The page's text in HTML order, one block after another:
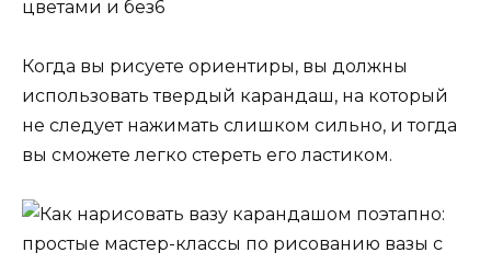
Когда вы рисуете ориентиры, вы должны
использовать твердый карандаш, на который
не следует нажимать слишком сильно, и тогда
вы сможете легко стереть его ластиком.